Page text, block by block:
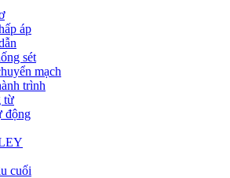
áp
sét
mạch
trình
từ
động
cuối